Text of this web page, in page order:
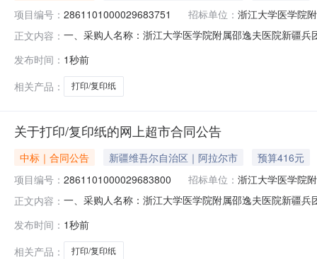
项目编号： 2861101000029683751 招标单位： 浙江大学医学院
正文内容： 一、采购人名称：浙江大学医学院附属邵逸夫医院新疆
(元)1百旺A570g打印/复印纸打印纸/复印纸百旺/
发布时间： 1秒前
相关产品：
打印/复印纸
关于打印/复印纸的网上超市合同公告
中标｜合同公告 新疆维吾尔自治区｜阿拉尔市
预算416元
项目编号： 2861101000029683800 招标单位： 浙江大学医学院
正文内容： 一、采购人名称：浙江大学医学院附属邵逸夫医院新疆
(元)1百旺A570g打印/复印纸打印纸/复印纸百旺/
发布时间： 1秒前
相关产品：
打印/复印纸